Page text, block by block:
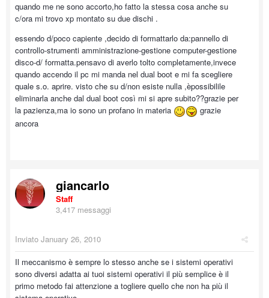
quando me ne sono accorto,ho fatto la stessa cosa anche su
c/ora mi trovo xp montato su due dischi .
essendo d/poco capiente ,decido di formattarlo da:pannello di
controllo-strumenti amministrazione-gestione computer-gestione
disco-d/ formatta.pensavo di averlo tolto completamente,invece
quando accendo il pc mi manda nel dual boot e mi fa scegliere
quale s.o. aprire. visto che su d/non esiste nulla ,èpossibilile
eliminarla anche dal dual boot così mi si apre subito??grazie per
la pazienza,ma io sono un profano in materia
grazie
ancora
giancarlo
Staff
3,417 messaggi
Inviato January 26, 2010
Il meccanismo è sempre lo stesso anche se i sistemi operativi
sono diversi adatta ai tuoi sistemi operativi il più semplice è il
primo metodo fai attenzione a togliere quello che non ha più il